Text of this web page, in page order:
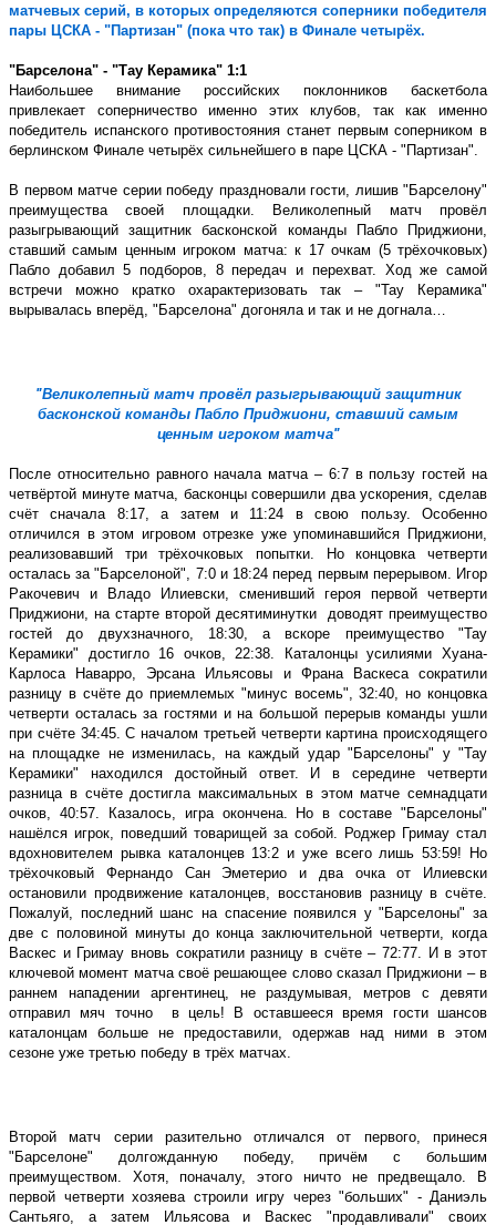
матчевых серий, в которых определяются соперники победителя
пары ЦСКА - ʺПартизанʺ (пока что так) в Финале четырёх.
ʺБарселонаʺ - ʺТау Керамикаʺ 1:1
Наибольшее внимание российских поклонников баскетбола
привлекает соперничество именно этих клубов, так как именно
победитель испанского противостояния станет первым соперником в
берлинском Финале четырёх сильнейшего в паре ЦСКА - ʺПартизанʺ.
В первом матче серии победу праздновали гости, лишив ʺБарселонуʺ
преимущества своей площадки. Великолепный матч провёл
разыгрывающий защитник басконской команды Пабло Приджиони,
ставший самым ценным игроком матча: к 17 очкам (5 трёхочковых)
Пабло добавил 5 подборов, 8 передач и перехват. Ход же самой
встречи можно кратко охарактеризовать так – ʺТау Керамикаʺ
вырывалась вперёд, ʺБарселонаʺ догоняла и так и не догнала…
ʺВеликолепный матч провёл разыгрывающий защитник
басконской команды Пабло Приджиони, ставший самым
ценным игроком матчаʺ
После относительно равного начала матча – 6:7 в пользу гостей на
четвёртой минуте матча, басконцы совершили два ускорения, сделав
счёт сначала 8:17, а затем и 11:24 в свою пользу. Особенно
отличился в этом игровом отрезке уже упоминавшийся Приджиони,
реализовавший три трёхочковых попытки. Но концовка четверти
осталась за ʺБарселонойʺ, 7:0 и 18:24 перед первым перерывом. Игор
Ракочевич и Владо Илиевски, сменивший героя первой четверти
Приджиони, на старте второй десятиминутки
доводят преимущество
гостей до двухзначного, 18:30, а вскоре преимущество ʺТау
Керамикиʺ достигло 16 очков, 22:38. Каталонцы усилиями Хуана-
Карлоса Наварро, Эрсана Ильясовы и Франа Васкеса сократили
разницу в счёте до приемлемых ʺминус восемьʺ, 32:40, но концовка
четверти осталась за гостями и на большой перерыв команды ушли
при счёте 34:45. С началом третьей четверти картина происходящего
на площадке не изменилась, на каждый удар ʺБарселоныʺ у ʺТау
Керамикиʺ находился достойный ответ. И в середине четверти
разница в счёте достигла максимальных в этом матче семнадцати
очков, 40:57. Казалось, игра окончена. Но в составе ʺБарселоныʺ
нашёлся игрок, поведший товарищей за собой. Роджер Гримау стал
вдохновителем рывка каталонцев 13:2 и уже всего лишь 53:59! Но
трёхочковый Фернандо Сан Эметерио и два очка от Илиевски
остановили продвижение каталонцев, восстановив разницу в счёте.
Пожалуй, последний шанс на спасение появился у ʺБарселоныʺ за
две с половиной минуты до конца заключительной четверти, когда
Васкес и Гримау вновь сократили разницу в счёте – 72:77. И в этот
ключевой момент матча своё решающее слово сказал Приджиони – в
раннем нападении аргентинец, не раздумывая, метров с девяти
отправил мяч точно
в цель! В оставшееся время гости шансов
каталонцам больше не предоставили, одержав над ними в этом
сезоне уже третью победу в трёх матчах.
Второй матч серии разительно отличался от первого, принеся
ʺБарселонеʺ долгожданную победу, причём с большим
преимуществом. Хотя, поначалу, этого ничто не предвещало. В
первой четверти хозяева строили игру через ʺбольшихʺ - Даниэль
Сантьяго, а затем Ильясова и Васкес ʺпродавливалиʺ своих